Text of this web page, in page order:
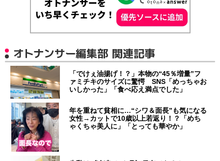
オトナンサー編集部 関連記事
「でけぇ油揚げ！？」本物の“45％増量”フ
ァミチキのサイズに驚愕 SNS「めっちゃお
いしかった」「食べ応え満点でした」
年を重ねて貧相に…“シワ＆面長”も気になる
女性→カットで10歳以上若返り！？「めち
ゃくちゃ美人に」「とっても華やか」